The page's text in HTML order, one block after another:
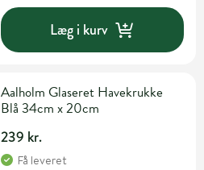
Læg i kurv
Aalholm Glaseret Havekrukke
Blå 34cm x 20cm
239 kr.
Få leveret